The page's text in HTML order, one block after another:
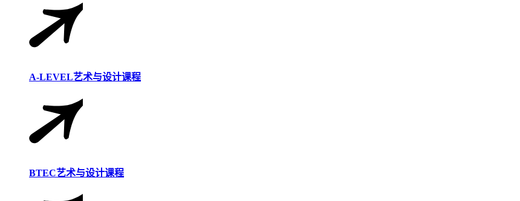
A-LEVEL艺术与设计课程
BTEC艺术与设计课程